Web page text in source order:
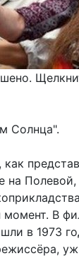
Солнца".
на
момент. В
в 1973